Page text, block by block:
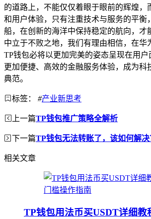
的道路上，不能仅仅着眼于眼前的辉煌，
和用户体验，只有注重技术与服务的平衡
船，在创新的海洋中保持稳定的航向，才
中立于不败之地，我们有理由相信，在华
TP钱包必将以更加完美的姿态呈现在用
更加便捷、高效的金融服务体验，成为科
典范。
标签： #产业新思考
上一篇TP钱包推广策略全解析
下一篇TP钱包无法转账了，该如何解决
相关文章
TP钱包用法币买USDT详细教